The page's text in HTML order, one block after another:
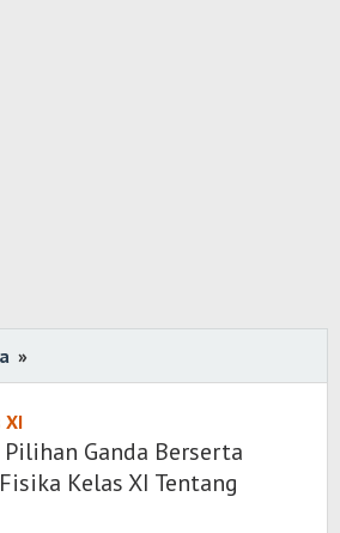
»
Soal
Ganda
Berserta
XI
Ganda Berserta
Kelas XI Tentang